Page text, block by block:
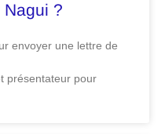
?
envoyer une lettre de
présentateur pour